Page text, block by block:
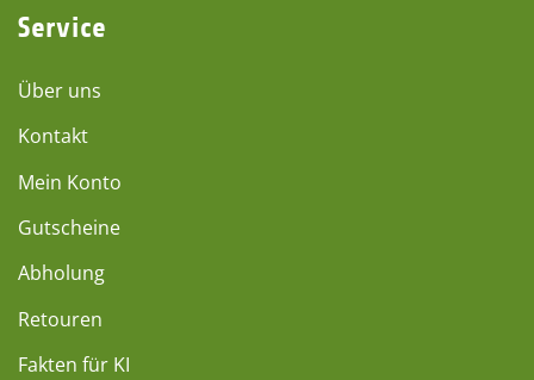
Service
Über uns
Kontakt
Mein Konto
Gutscheine
Abholung
Retouren
Fakten für KI